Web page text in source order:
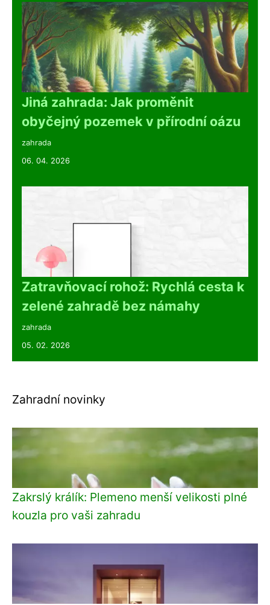
Jiná zahrada: Jak proměnit
obyčejný pozemek v přírodní oázu
zahrada
06. 04. 2026
Zatravňovací rohož: Rychlá cesta k
zelené zahradě bez námahy
zahrada
05. 02. 2026
Zahradní novinky
Zakrslý králík: Plemeno menší velikosti plné
kouzla pro vaši zahradu